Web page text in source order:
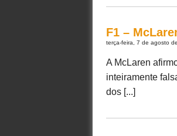
F1 –
terça-feira, 7 de agosto
A McLaren
inteiramente
dos [...]